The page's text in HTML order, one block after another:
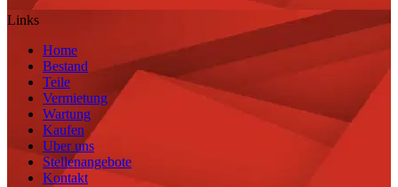
Links
Home
Bestand
Teile
Vermietung
Wartung
Kaufen
Uber uns
Stellenangebote
Kontakt